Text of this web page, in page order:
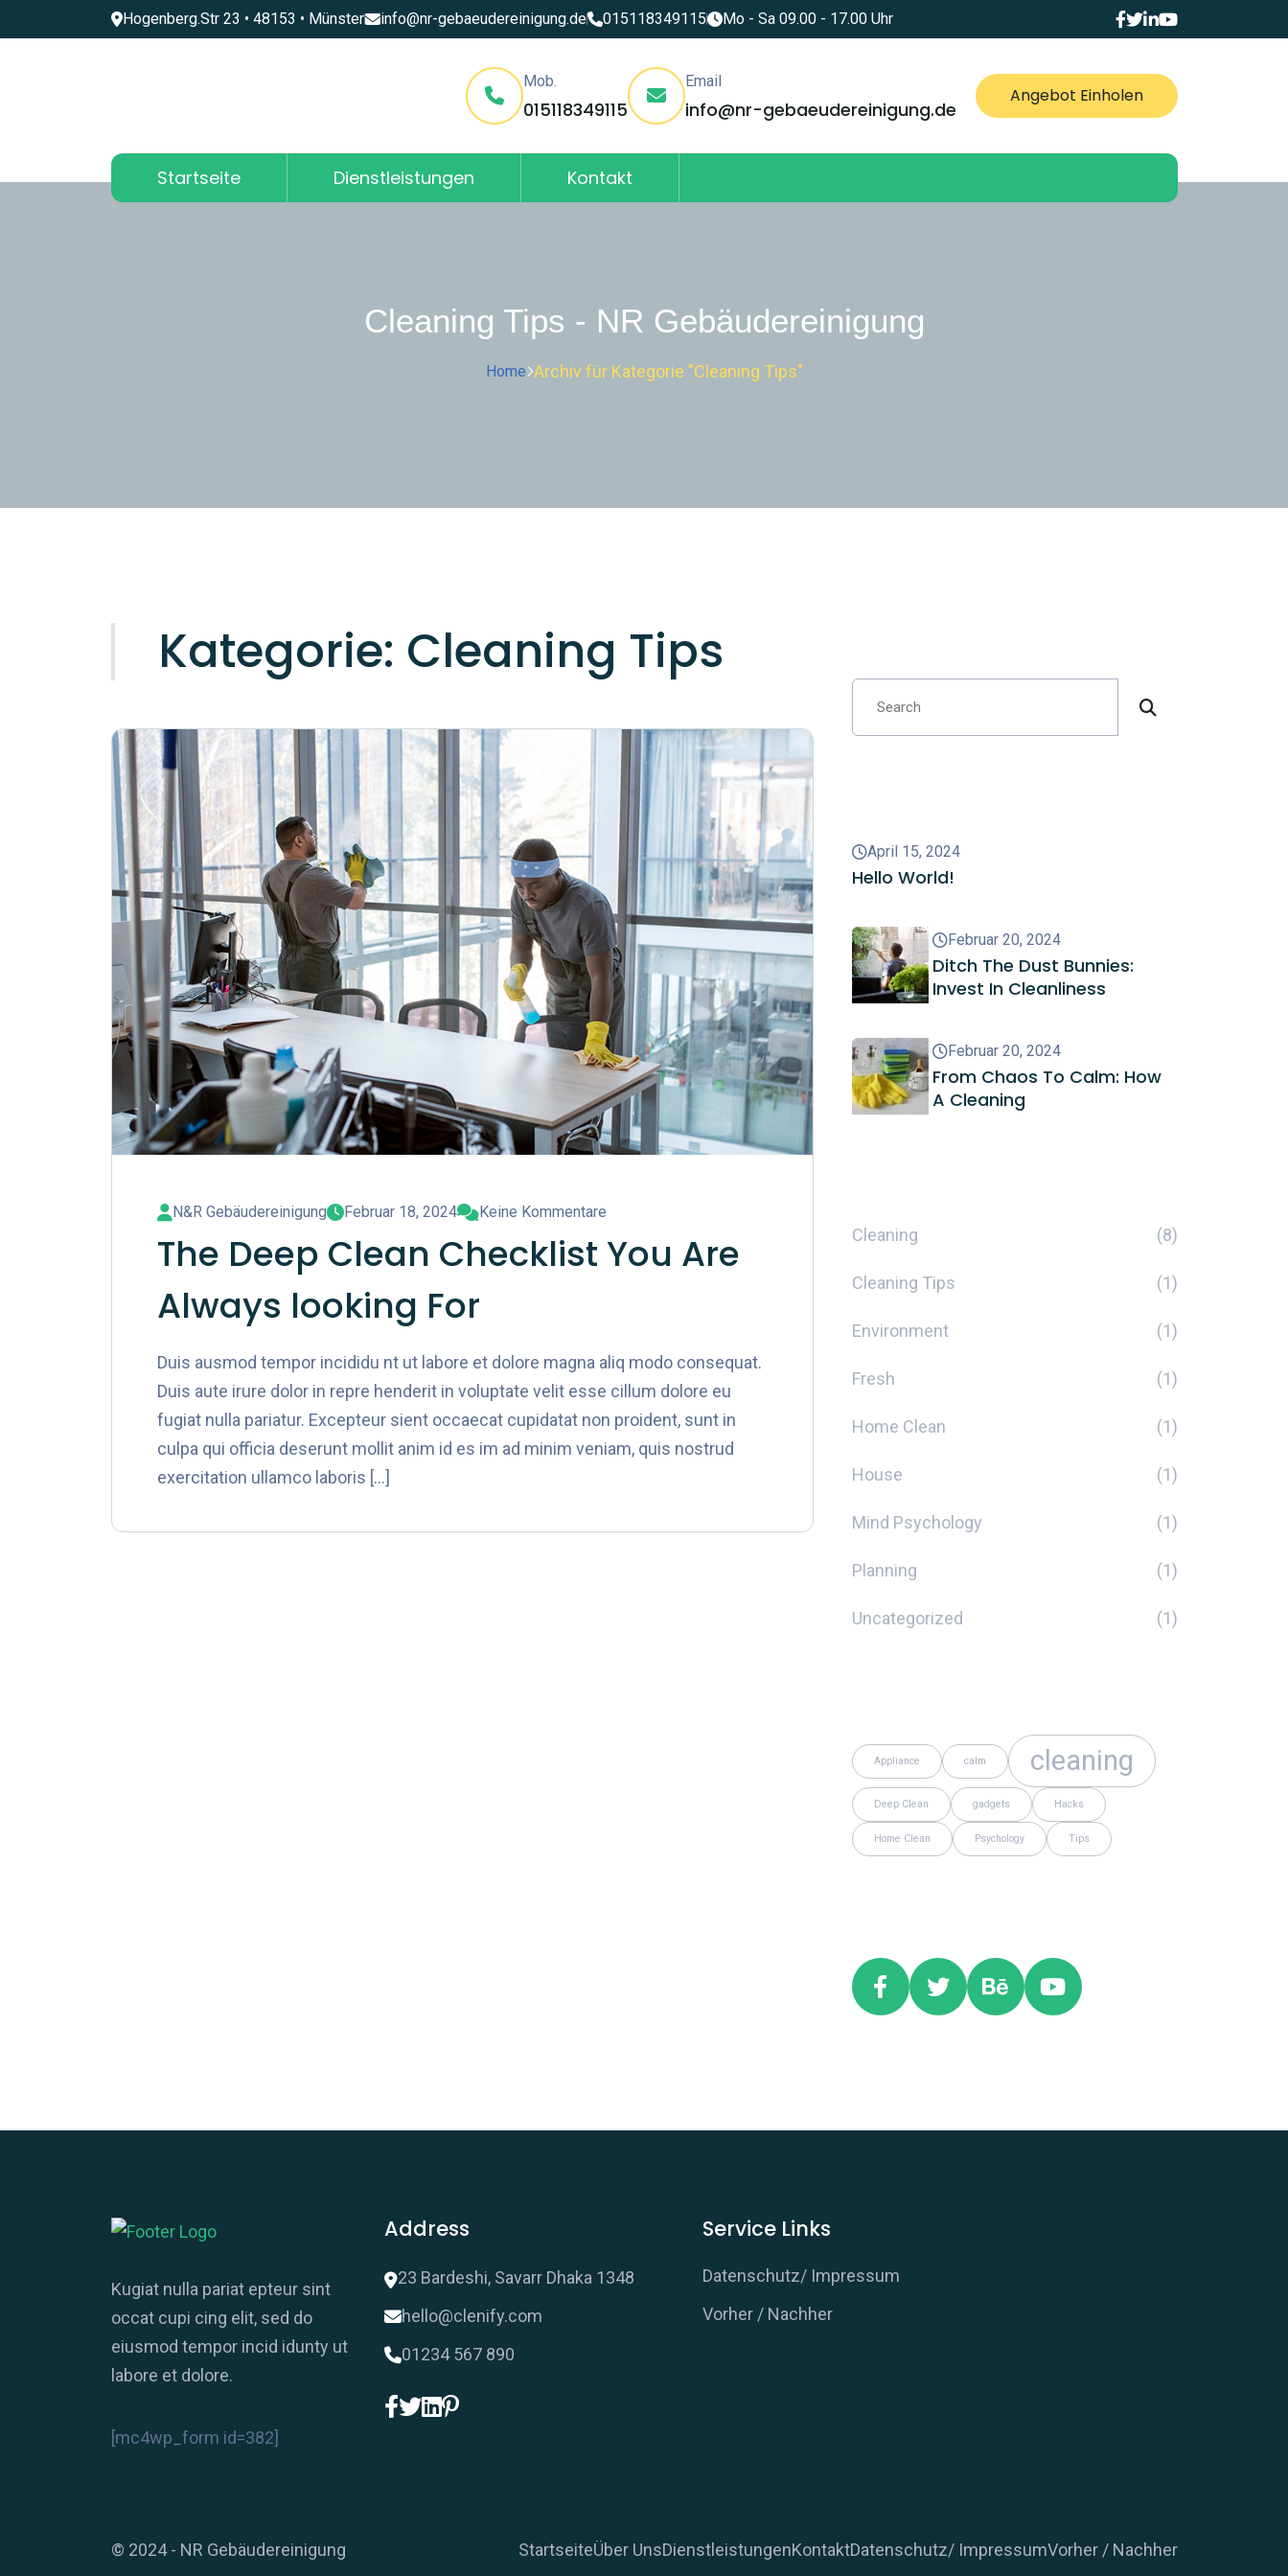
Hogenberg.Str 23 • 48153 • Münster info@nr-gebaeudereinigung.de 015118349115 Mo - Sa 09.00 - 17.00 Uhr
Mob.
015118349115
Email
info@nr-gebaeudereinigung.de
Angebot Einholen
Startseite Dienstleistungen Kontakt
Cleaning Tips - NR Gebäudereinigung
Home Archiv für Kategorie "Cleaning Tips"
Kategorie: Cleaning Tips
N&R Gebäudereinigung Februar 18, 2024 Keine Kommentare
The Deep Clean Checklist You Are
Always looking For
Duis ausmod tempor incididu nt ut labore et dolore magna aliq modo consequat.
Duis aute irure dolor in repre henderit in voluptate velit esse cillum dolore eu
fugiat nulla pariatur. Excepteur sient occaecat cupidatat non proident, sunt in
culpa qui officia deserunt mollit anim id es im ad minim veniam, quis nostrud
exercitation ullamco laboris […]
April 15, 2024
Hello World!
Februar 20, 2024
Ditch The Dust Bunnies:
Invest In Cleanliness
Februar 20, 2024
From Chaos To Calm: How
A Cleaning
Cleaning (8)
Cleaning Tips (1)
Environment (1)
Fresh (1)
Home Clean (1)
House (1)
Mind Psychology (1)
Planning (1)
Uncategorized (1)
Appliance calm cleaning
Deep Clean gadgets Hacks
Home Clean Psychology Tips
Kugiat nulla pariat epteur sint
occat cupi cing elit, sed do
eiusmod tempor incid idunty ut
labore et dolore.
[mc4wp_form id=382]
Address
23 Bardeshi, Savarr Dhaka 1348
hello@clenify.com
01234 567 890
Service Links
Datenschutz/ Impressum
Vorher / Nachher
© 2024 - NR Gebäudereinigung StartseiteÜber UnsDienstleistungenKontaktDatenschutz/ ImpressumVorher / Nachher